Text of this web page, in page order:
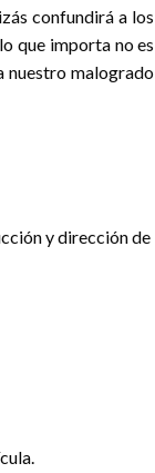
confundirá a los
que importa no es
nuestro malogrado
y dirección de